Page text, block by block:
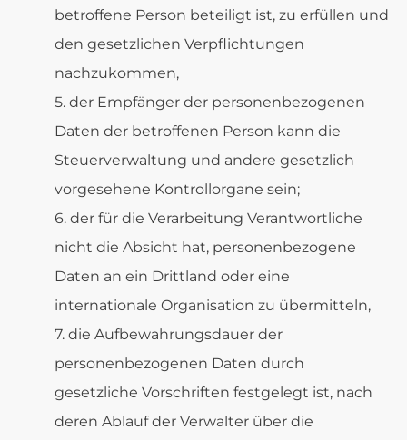
betroffene Person beteiligt ist, zu erfüllen und
den gesetzlichen Verpflichtungen
nachzukommen,
der Empfänger der personenbezogenen
Daten der betroffenen Person kann die
Steuerverwaltung und andere gesetzlich
vorgesehene Kontrollorgane sein;
der für die Verarbeitung Verantwortliche
nicht die Absicht hat, personenbezogene
Daten an ein Drittland oder eine
internationale Organisation zu übermitteln,
die Aufbewahrungsdauer der
personenbezogenen Daten durch
gesetzliche Vorschriften festgelegt ist, nach
deren Ablauf der Verwalter über die